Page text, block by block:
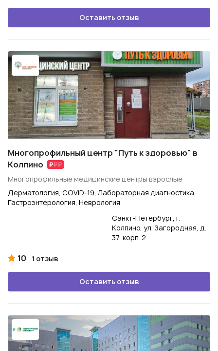
Оставить отзыв
Многопрофильный центр "Путь к здоровью" в
Колпино
Многопрофильные медицинские центры взрослые
Дерматология, COVID-19, Лабораторная диагностика,
Гастроэнтерология, Неврология
Санкт-Петербург, г.
Колпино, ул. Загородная, д.
37, корп. 2
10 1 отзыв
Оставить отзыв